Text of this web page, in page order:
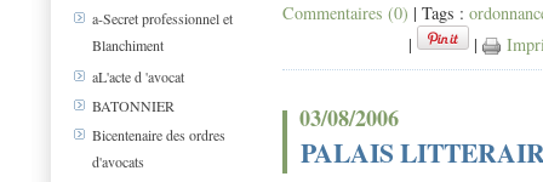
a-Secret professionnel et
Blanchiment
aL'acte d 'avocat
BATONNIER
Bicentenaire des ordres
d'avocats
Commentaires (0) | Tags :
|
|
03/08/2006
PALAIS